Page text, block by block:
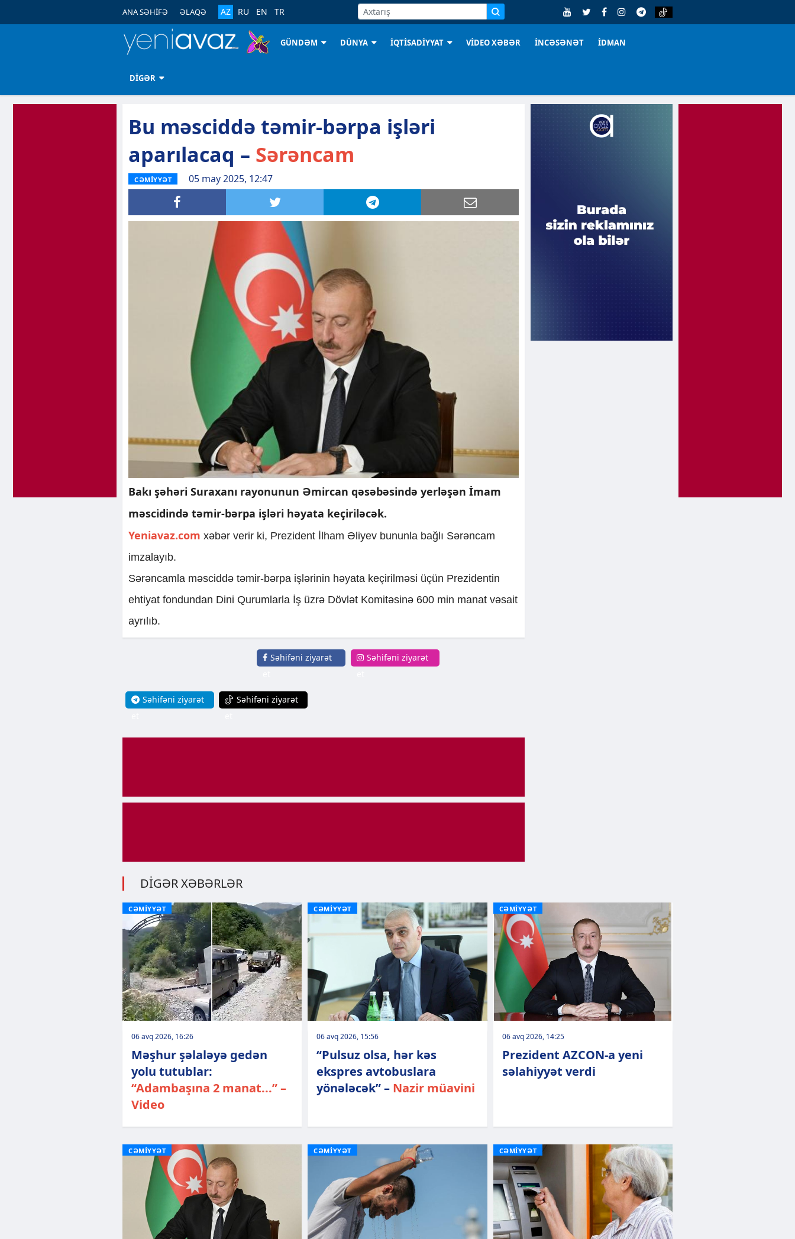
ANA SƏHİFƏ ƏLAQƏ AZ RU EN TR
GÜNDƏM DÜNYA İQTİSADİYYAT VİDEO XƏBƏR İNCƏSƏNƏT İDMAN
DİGƏR
Bu məsciddə təmir-bərpa işləri
aparılacaq – Sərəncam
CƏMİYYƏT 05 may 2025, 12:47
Bakı şəhəri Suraxanı rayonunun Əmircan qəsəbəsində yerləşən İmam
məscidində təmir-bərpa işləri həyata keçiriləcək.
Yeniavaz.com xəbər verir ki, Prezident İlham Əliyev bununla bağlı Sərəncam
imzalayıb.
Sərəncamla məsciddə təmir-bərpa işlərinin həyata keçirilməsi üçün Prezidentin
ehtiyat fondundan Dini Qurumlarla İş üzrə Dövlət Komitəsinə 600 min manat vəsait
ayrılıb.
Səhifəni ziyarət
Səhifəni ziyarət
Səhifəni ziyarət
Səhifəni ziyarət
DİGƏR XƏBƏRLƏR
CƏMİYYƏT
06 avq 2026, 16:26
Məşhur şəlaləyə gedən
yolu tutublar:
“Adambaşına 2 manat...” –
Video
CƏMİYYƏT
06 avq 2026, 15:56
“Pulsuz olsa, hər kəs
ekspres avtobuslara
yönələcək” – Nazir müavini
CƏMİYYƏT
06 avq 2026, 14:25
Prezident AZCON-a yeni
səlahiyyət verdi
CƏMİYYƏT CƏMİYYƏT CƏMİYYƏT